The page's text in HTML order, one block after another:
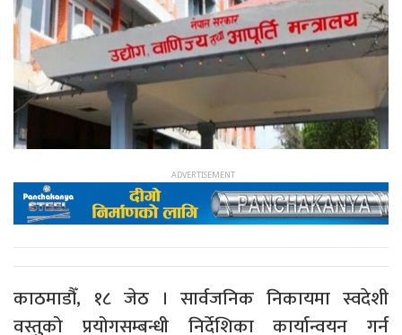
काठमाडौँ, १८ जेठ । सार्वजनिक निकायमा स्वदेशी
वस्तुको प्रयोगसम्बन्धी निर्देशिका कार्यान्वयन गर्न